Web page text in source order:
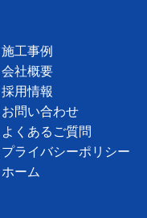
施工事例
会社概要
採用情報
お問い合わせ
よくあるご質問
プライバシーポリシー
ホーム